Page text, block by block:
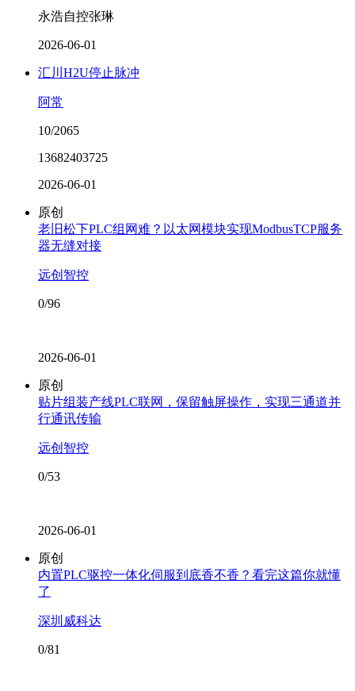
永浩自控张琳
2026-06-01
汇川H2U停止脉冲
阿常
10/2065
13682403725
2026-06-01
原创
老旧松下PLC组网难？以太网模块实现ModbusTCP服务
器无缝对接
远创智控
0/96
2026-06-01
原创
贴片组装产线PLC联网，保留触屏操作，实现三通道并
行通讯传输
远创智控
0/53
2026-06-01
原创
内置PLC驱控一体化伺服到底香不香？看完这篇你就懂
了
深圳威科达
0/81